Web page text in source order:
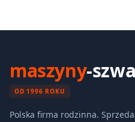
maszyny-
OD 1996 ROKU
Polska firma rodzinna.